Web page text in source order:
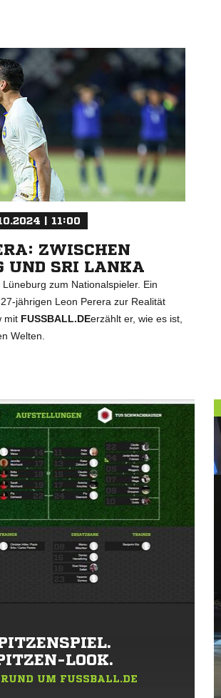
| 11:00
ZWISCHEN
UND SRI LANKA
zum Nationalspieler. Ein
jährigen Leon Perera zur Realität
mit FUSSBALL.DEerzählt er, wie es ist,
Welten.
LOOK.
UM FUSSBALL.DE